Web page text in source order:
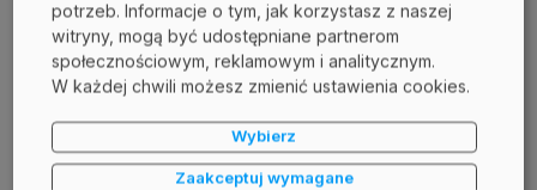
Podobne wpisy:
potrzeb. Informacje o tym, jak korzystasz z naszej
witryny, mogą być udostępniane partnerom
społecznościowym, reklamowym i analitycznym.
W każdej chwili możesz zmienić ustawienia cookies.
Wybierz
Zaakceptuj wymagane